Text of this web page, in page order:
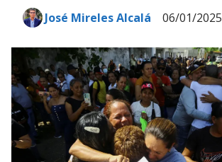
06/01/2025
José Mireles Alcalá